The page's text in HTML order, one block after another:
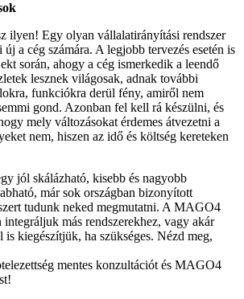
ilyen! Egy olyan vállalatirányítási rendszer
új a cég számára. A legjobb tervezés esetén is
során, ahogy a cég ismerkedik a leendő
lesznek világosak, adnak további
funkciókra derül fény, amiről nem
gond. Azonban fel kell rá készülni, és
mely változásokat érdemes átvezetni a
nem, hiszen az idő és költség kereteken
jól skálázható, kisebb és nagyobb
már sok országban bizonyított
tudunk neked megmutatni. A MAGO4
integráljuk más rendszerekhez, vagy akár
is kiegészítjük, ha szükséges. Nézd meg,
mentes konzultációt és MAGO4